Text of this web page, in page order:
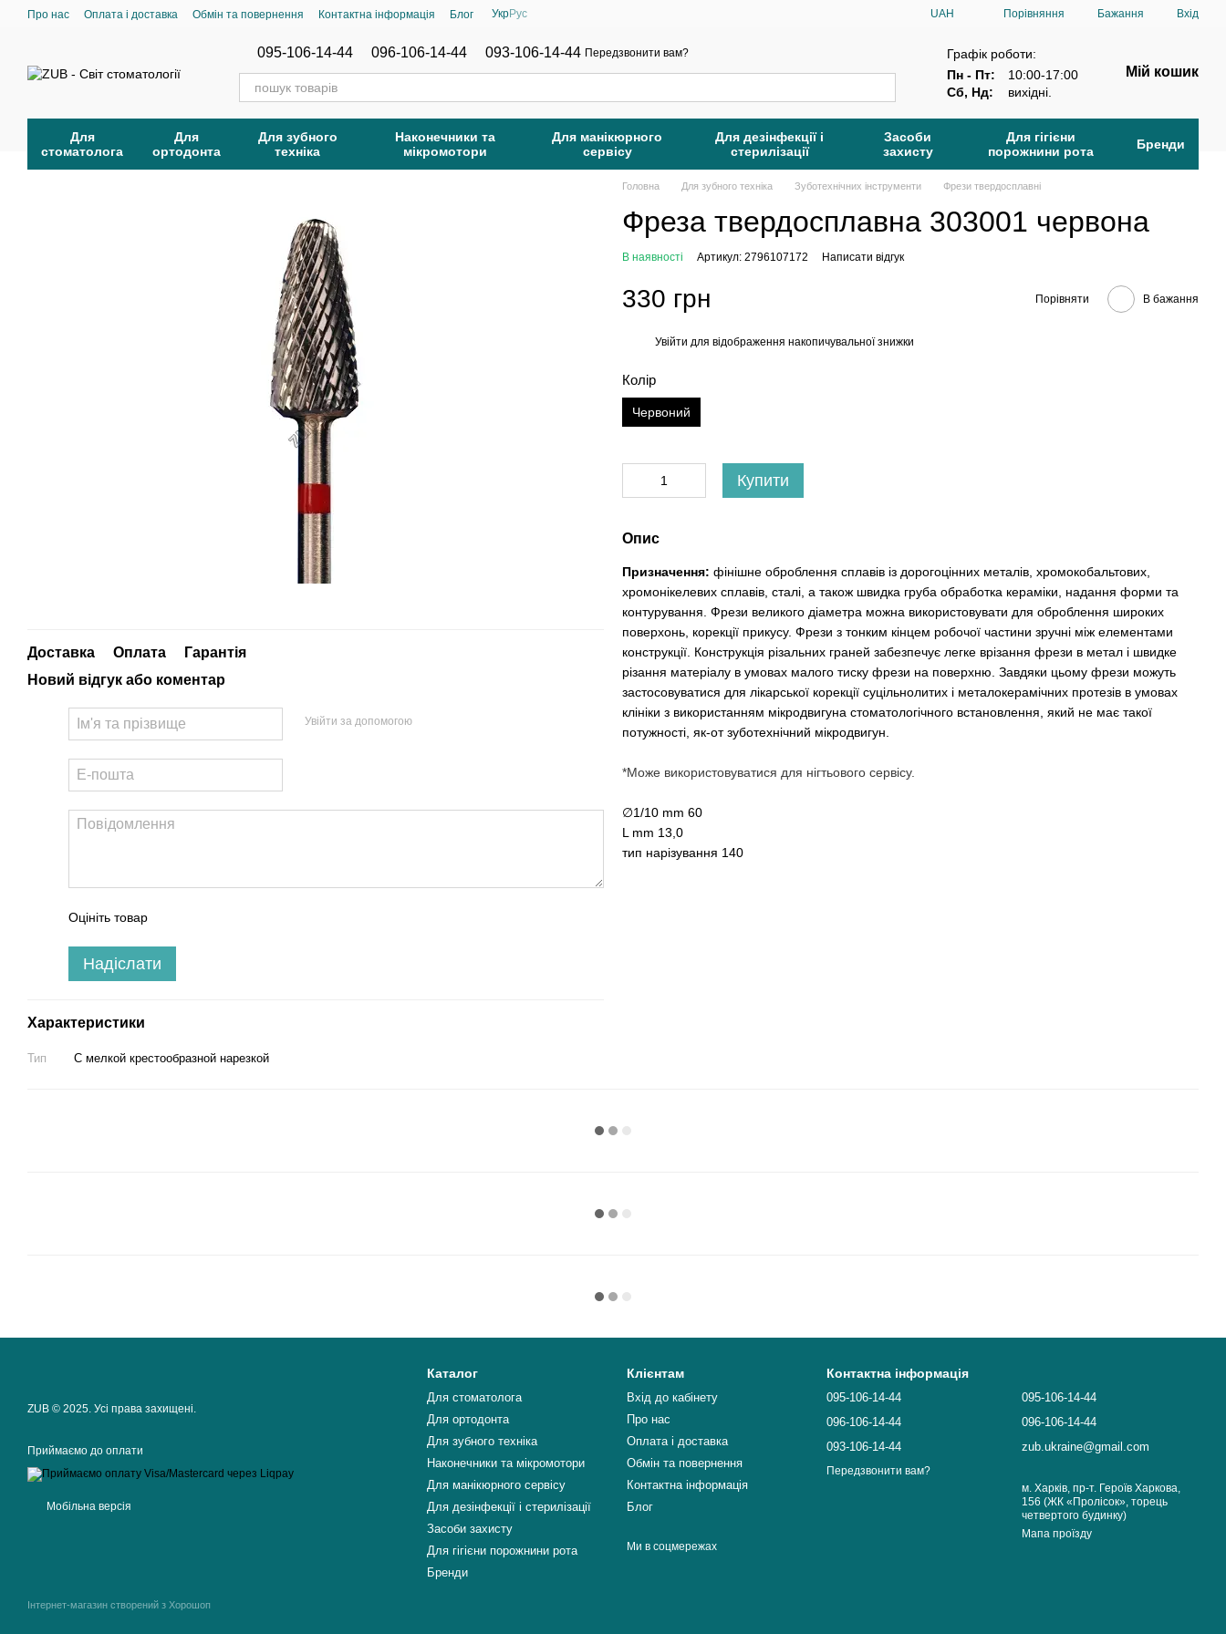
Перейти до основного контенту
Про нас Оплата і доставка Обмін та повернення Контактна інформація Блог УкрРус UAH Порівняння Бажання Вхід
095-106-14-44 096-106-14-44 093-106-14-44 Передзвонити вам?
Графік роботи:
Пн - Пт:
10:00-17:00
Сб, Нд:
вихідні.
Мій кошик
Для
стоматолога
Для
ортодонта
Для зубного
техніка
Наконечники та
мікромотори
Для манікюрного
сервісу
Для дезінфекції і
стерилізації
Засоби
захисту
Для гігієни
порожнини рота
Бренди
Доставка Оплата
Гарантія
Новий відгук або коментар
Увійти за допомогою
Оцініть товар
Надіслати
Характеристики
Тип С мелкой крестообразной нарезкой
Головна Для зубного техніка Зуботехнічних інструменти Фрези твердосплавні
Фреза твердосплавна 303001 червона
В наявності Артикул: 2796107172 Написати відгук
330 грн Порівняти В бажання
Увійти для відображення накопичувальної знижки
Колір
Червоний
Купити
Опис
Призначення: фінішне оброблення сплавів із дорогоцінних металів, хромокобальтових,
хромонікелевих сплавів, сталі, а також швидка груба обработка кераміки, надання форми та
контурування. Фрези великого діаметра можна використовувати для оброблення широких
поверхонь, корекції прикусу. Фрези з тонким кінцем робочої частини зручні між елементами
конструкції. Конструкція різальних граней забезпечує легке врізання фрези в метал і швидке
різання матеріалу в умовах малого тиску фрези на поверхню. Завдяки цьому фрези можуть
застосовуватися для лікарської корекції суцільнолитих і металокерамічних протезів в умовах
клініки з використанням мікродвигуна стоматологічного встановлення, який не має такої
потужності, як-от зуботехнічний мікродвигун.
*Може використовуватися для нігтьового сервісу.
∅1/10 mm 60
L mm 13,0
тип нарізування 140
ZUB © 2025. Усі права захищені.
Приймаємо до оплати
Мобільна версія
Інтернет-магазин створений з Хорошоп
Каталог
Для стоматолога
Для ортодонта
Для зубного техніка
Наконечники та мікромотори
Для манікюрного сервісу
Для дезінфекції і стерилізації
Засоби захисту
Для гігієни порожнини рота
Бренди
Клієнтам
Вхід до кабінету
Про нас
Оплата і доставка
Обмін та повернення
Контактна інформація
Блог
Ми в соцмережах
Контактна інформація
095-106-14-44
096-106-14-44
093-106-14-44
Передзвонити вам?
095-106-14-44
096-106-14-44
zub.ukraine@gmail.com
м. Харків, пр-т. Героїв Харкова,
156 (ЖК «Пролiсок», торець
четвертого будинку)
Мапа проїзду